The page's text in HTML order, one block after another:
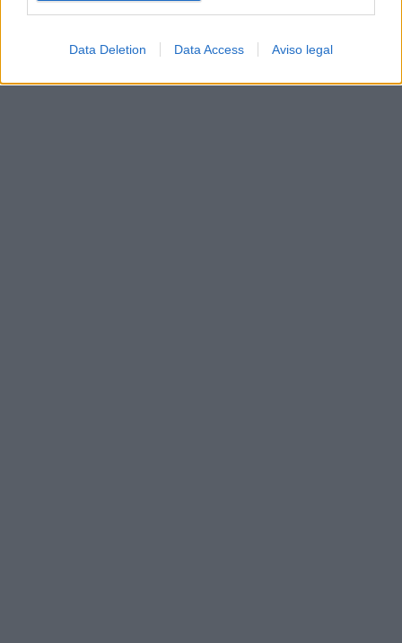
Data Deletion Data Access Aviso legal